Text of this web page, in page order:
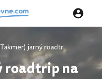
(Takmer) jarný roadtrip na severozápad Rumunska
roadtrip na